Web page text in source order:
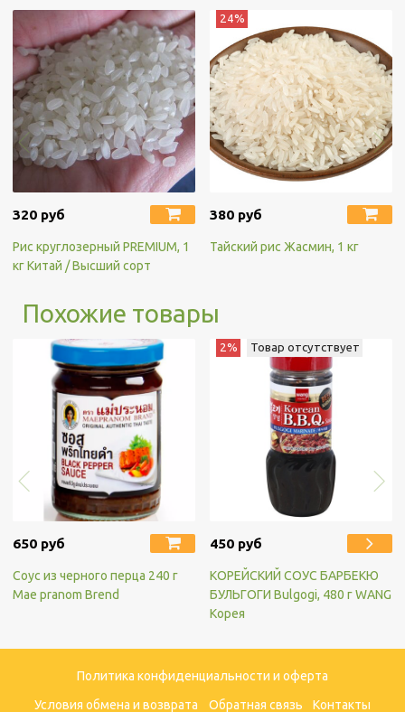
320 руб
Рис круглозерный PREMIUM, 1
кг Китай / Высший сорт
24%
380 руб
Тайский рис Жасмин, 1 кг
Похожие товары
650 руб
Соус из черного перца 240 г
Mae pranom Brend
2% Товар отсутствует
450 руб
КОРЕЙСКИЙ СОУС БАРБЕКЮ
БУЛЬГОГИ Bulgogi, 480 г WANG
Корея
Политика конфиденциальности и оферта
Условия обмена и возврата Обратная связь Контакты